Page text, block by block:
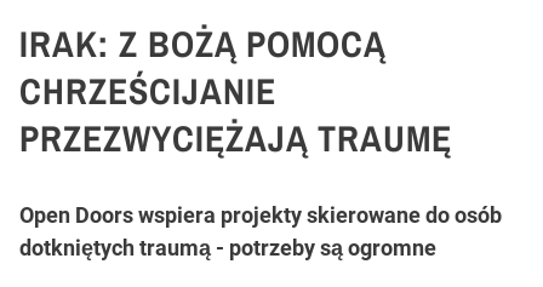
IRAK: Z BOŻĄ POMOCĄ
CHRZEŚCIJANIE
PRZEZWYCIĘŻAJĄ TRAUMĘ
Open Doors wspiera projekty skierowane do osób
dotkniętych traumą - potrzeby są ogromne